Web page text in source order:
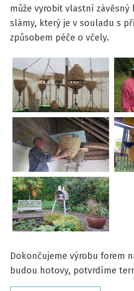
může vyrobit vlastní závěsný
slámy, který je v souladu s
způsobem péče o včely.
Dokončujeme výrobu forem
budou hotovy, potvrdíme